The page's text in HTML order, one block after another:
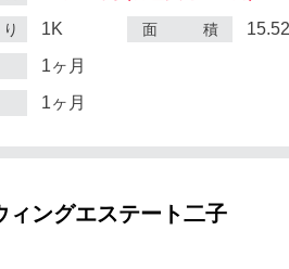
1K 面 積
1ヶ月
1ヶ月
ィングエステート二子